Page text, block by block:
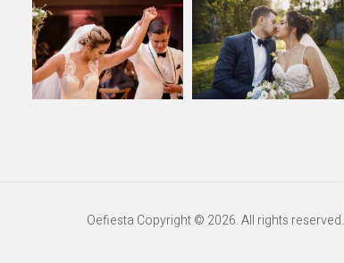
Oefiesta Copyright © 2026. All rights reserved.